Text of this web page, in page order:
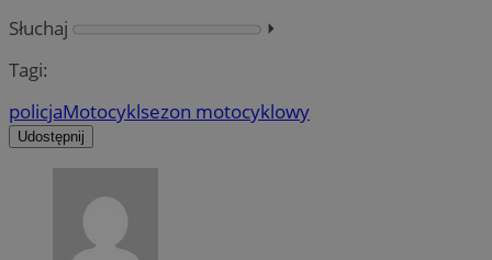
Słuchaj
⏵︎
Tagi:
policjaMotocyklsezon motocyklowy
Udostępnij